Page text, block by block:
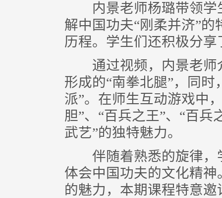
内景老师杨璐带领学
解中国功夫“刚柔并济”
历程。学生们还积极分
通过视频，内景老师
形成的“南拳北腿”，同
派”。在师生互动游戏中
胆”、“百兵之王”、“百兵
武艺”的独特魅力。
伴随着熟悉的旋律，
体会中国功夫的文化精
的魅力，本期课程特意